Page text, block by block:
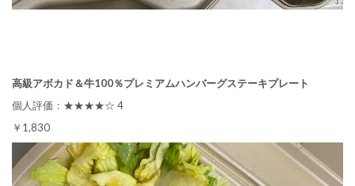
高級アボカド＆牛100％プレミアムハンバーグステーキプレート
個人評価：★★★★☆ 4
￥1,830